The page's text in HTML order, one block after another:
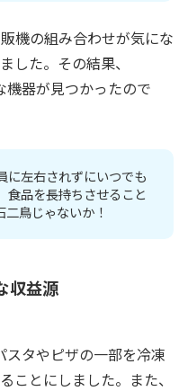
機の組み合わせが気にな
した。その結果、
機器が見つかったので
に左右されずにいつでも
食品を長持ちさせること
二鳥じゃないか！
収益源
スタやピザの一部を冷凍
ことにしました。また、